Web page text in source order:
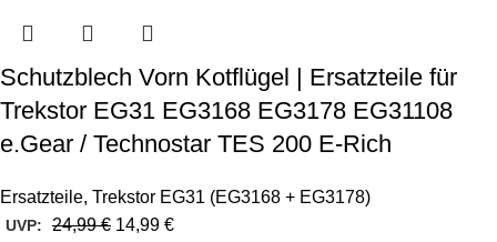
Schutzblech Vorn Kotflügel | Ersatzteile für
Trekstor EG31 EG3168 EG3178 EG31108
e.Gear / Technostar TES 200 E-Rich
Ersatzteile, Trekstor EG31 (EG3168 + EG3178)
UVP: 24,99€ 14,99 €